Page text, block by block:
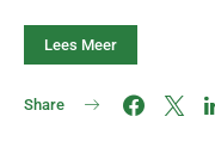
Lees Meer
Share